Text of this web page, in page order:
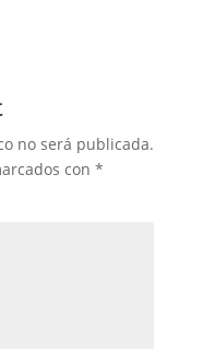
no será publicada.
con *